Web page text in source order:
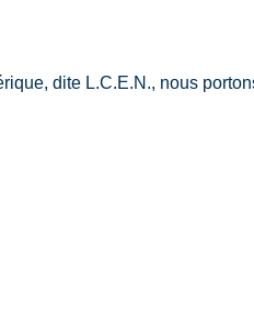
dite L.C.E.N., nous